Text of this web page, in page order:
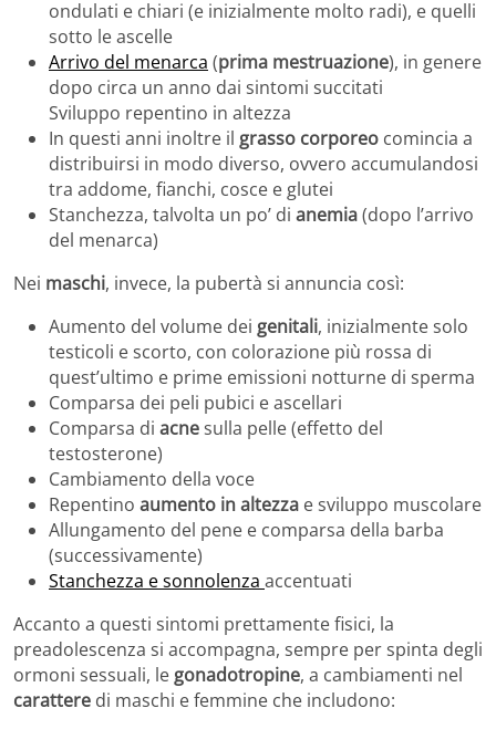
ondulati e chiari (e inizialmente molto radi), e quelli
sotto le ascelle
Arrivo del menarca (prima mestruazione), in genere
dopo circa un anno dai sintomi succitati
Sviluppo repentino in altezza
In questi anni inoltre il grasso corporeo comincia a
distribuirsi in modo diverso, ovvero accumulandosi
tra addome, fianchi, cosce e glutei
Stanchezza, talvolta un po’ di anemia(dopo l’arrivo
del menarca)
Nei maschi, invece, la pubertà si annuncia così:
Aumento del volume dei genitali, inizialmente solo
testicoli e scorto, con colorazione più rossa di
quest’ultimo e prime emissioni notturne di sperma
Comparsa dei peli pubici e ascellari
Comparsa di acnesulla pelle (effetto del
testosterone)
Cambiamento della voce
Repentino aumento in altezza e sviluppo muscolare
Allungamento del pene e comparsa della barba
(successivamente)
Stanchezza e sonnolenza accentuati
Accanto a questi sintomi prettamente fisici, la
preadolescenza si accompagna, sempre per spinta degli
ormoni sessuali, le gonadotropine, a cambiamenti nel
carattere di maschi e femmine che includono: